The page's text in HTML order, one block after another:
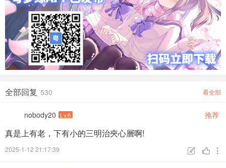
全部回复 530 看全部
nobody20 Lv.6 推荐
真是上有老，下有小的三明治夾心層啊!
2025-1-12 21:17:39  
